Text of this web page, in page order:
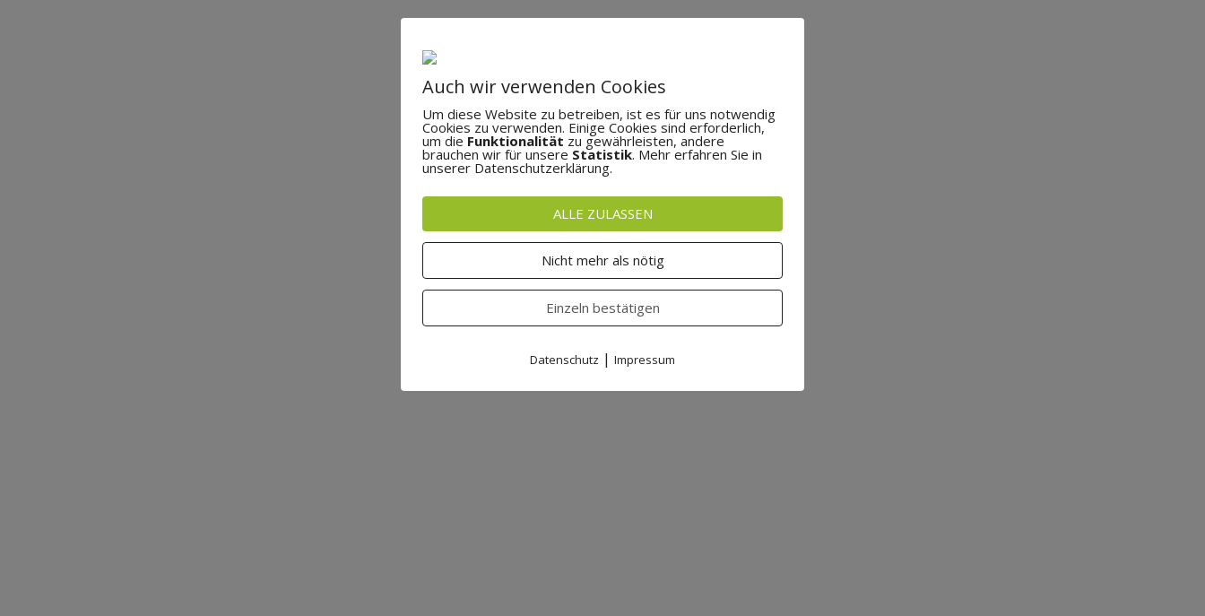
Auch wir verwenden Cookies
Um diese Website zu betreiben, ist es für uns notwendig
Cookies zu verwenden. Einige Cookies sind erforderlich,
um die Funktionalität zu gewährleisten, andere
brauchen wir für unsere Statistik. Mehr erfahren Sie in
unserer Datenschutzerklärung.
ALLE ZULASSEN
Nicht mehr als nötig
Einzeln bestätigen
Datenschutz | Impressum